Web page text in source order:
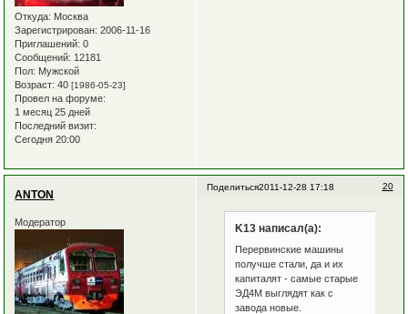
Откуда: Москва
Зарегистрирован: 2006-11-16
Приглашений: 0
Сообщений: 12181
Пол: Мужской
Возраст: 40[1986-05-23]
Провел на форуме:
1 месяц 25 дней
Последний визит:
Сегодня 20:00
Поделиться 20
2011-12-28 17:18
ANTON
Модератор K13 написал(а):
Перервинские машины
получше стали, да и их
капиталят - самые старые
ЭД4М выглядят как с
завода новые.